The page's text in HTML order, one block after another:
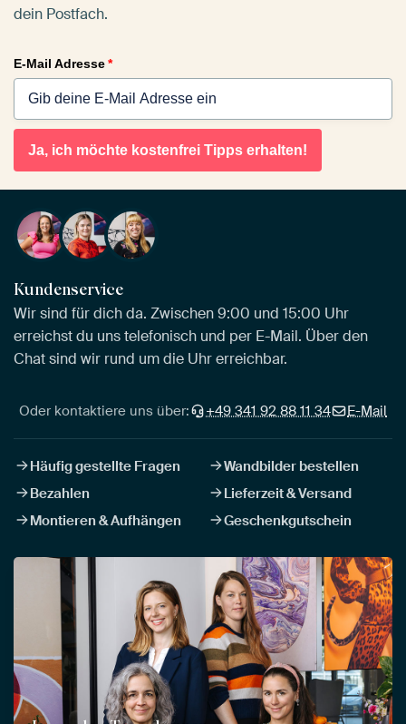
dein Postfach.
E-Mail Adresse*
Ja, ich möchte kostenfrei Tipps erhalten!
Kundenservice
Wir sind für dich da. Zwischen 9:00 und 15:00 Uhr
erreichst du uns telefonisch und per E-Mail. Über den
Chat sind wir rund um die Uhr erreichbar.
Oder kontaktiere uns über: +49 341 92 88 11 34 E-Mail
Häufig gestellte Fragen
Wandbilder bestellen
Bezahlen
Lieferzeit & Versand
Montieren & Aufhängen
Geschenkgutschein